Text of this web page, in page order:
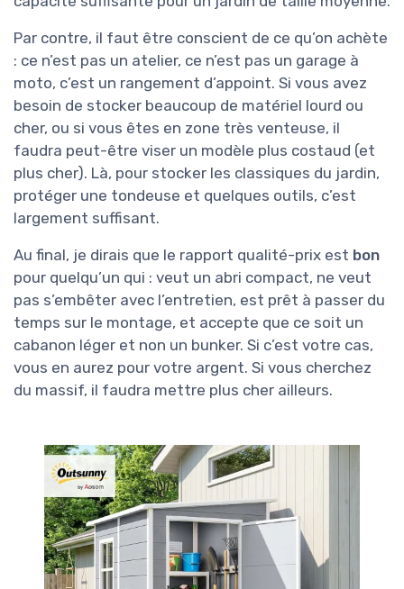
Par contre, il faut être conscient de ce qu’on achète
: ce n’est pas un atelier, ce n’est pas un garage à
moto, c’est un rangement d’appoint. Si vous avez
besoin de stocker beaucoup de matériel lourd ou
cher, ou si vous êtes en zone très venteuse, il
faudra peut-être viser un modèle plus costaud (et
plus cher). Là, pour stocker les classiques du jardin,
protéger une tondeuse et quelques outils, c’est
largement suffisant.
Au final, je dirais que le rapport qualité-prix est bon
pour quelqu’un qui : veut un abri compact, ne veut
pas s’embêter avec l’entretien, est prêt à passer du
temps sur le montage, et accepte que ce soit un
cabanon léger et non un bunker. Si c’est votre cas,
vous en aurez pour votre argent. Si vous cherchez
du massif, il faudra mettre plus cher ailleurs.